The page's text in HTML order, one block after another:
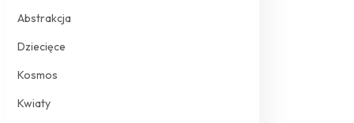
Abstrakcja
Dziecięce
Kosmos
Kwiaty